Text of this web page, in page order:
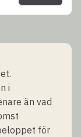
i
än vad
för